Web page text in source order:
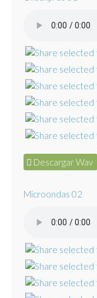
Descargar Wav
Microondas 02